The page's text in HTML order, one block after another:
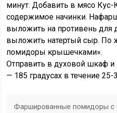
минут. Добавить в мясо
содержимое начинки.
выложить на противень для
выложить натертый сыр. По
помидоры крышечками».
Отправить в духовой шкаф и
— 185 градусах в течение 25-
Фаршированные помидоры с